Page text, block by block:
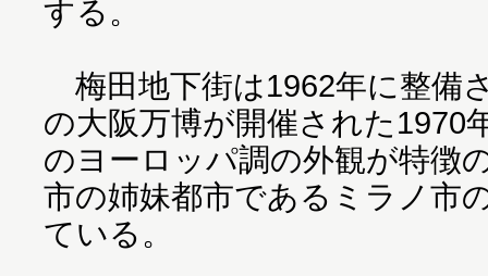
する。
梅田地下街は1962年に整備
の大阪万博が開催された1970
のヨーロッパ調の外観が特徴
市の姉妹都市であるミラノ市
ている。